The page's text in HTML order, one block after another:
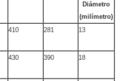
Diámetro
(milímetro)
410 281 13
430 390 18